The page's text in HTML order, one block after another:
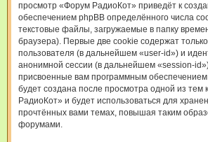
просмотр «Форум РадиоКот» приведёт к
обеспечением phpBB определённого числа
текстовые файлы, загружаемые в папку
браузера). Первые две cookie содержат
пользователя (в дальнейшем «user-id») и
анонимной сессии (в дальнейшем «session-
присвоенные вам программным обеспечением
будет создана после просмотра одной из
РадиоКот» и будет использоваться для
прочтённых вами темах, повышая таким
форумами.